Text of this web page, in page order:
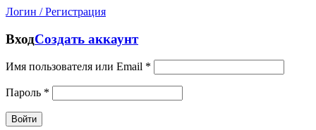
Логин / Регистрация
ВходСоздать аккаунт
Имя пользователя или Email *
Пароль *
Войти